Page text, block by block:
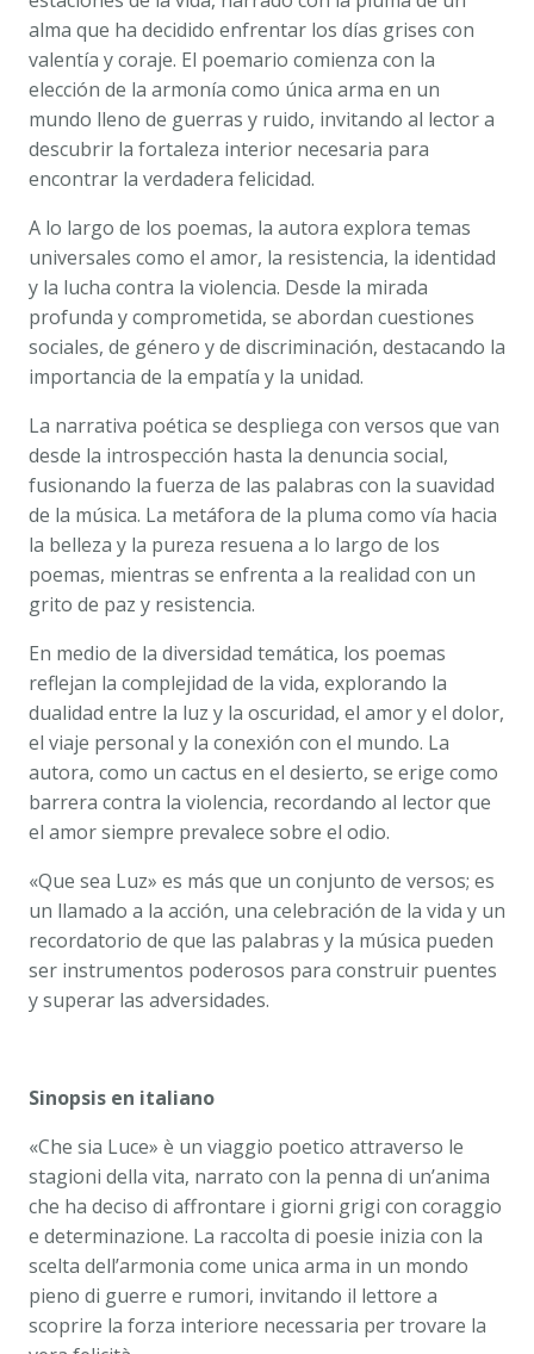
alma que ha decidido enfrentar los días grises con
valentía y coraje. El poemario comienza con la
elección de la armonía como única arma en un
mundo lleno de guerras y ruido, invitando al lector a
descubrir la fortaleza interior necesaria para
encontrar la verdadera felicidad.
A lo largo de los poemas, la autora explora temas
universales como el amor, la resistencia, la identidad
y la lucha contra la violencia. Desde la mirada
profunda y comprometida, se abordan cuestiones
sociales, de género y de discriminación, destacando la
importancia de la empatía y la unidad.
La narrativa poética se despliega con versos que van
desde la introspección hasta la denuncia social,
fusionando la fuerza de las palabras con la suavidad
de la música. La metáfora de la pluma como vía hacia
la belleza y la pureza resuena a lo largo de los
poemas, mientras se enfrenta a la realidad con un
grito de paz y resistencia.
En medio de la diversidad temática, los poemas
reflejan la complejidad de la vida, explorando la
dualidad entre la luz y la oscuridad, el amor y el dolor,
el viaje personal y la conexión con el mundo. La
autora, como un cactus en el desierto, se erige como
barrera contra la violencia, recordando al lector que
el amor siempre prevalece sobre el odio.
«Que sea Luz» es más que un conjunto de versos; es
un llamado a la acción, una celebración de la vida y un
recordatorio de que las palabras y la música pueden
ser instrumentos poderosos para construir puentes
y superar las adversidades.
Sinopsis en italiano
«Che sia Luce» è un viaggio poetico attraverso le
stagioni della vita, narrato con la penna di un’anima
che ha deciso di affrontare i giorni grigi con coraggio
e determinazione. La raccolta di poesie inizia con la
scelta dell’armonia come unica arma in un mondo
pieno di guerre e rumori, invitando il lettore a
scoprire la forza interiore necessaria per trovare la